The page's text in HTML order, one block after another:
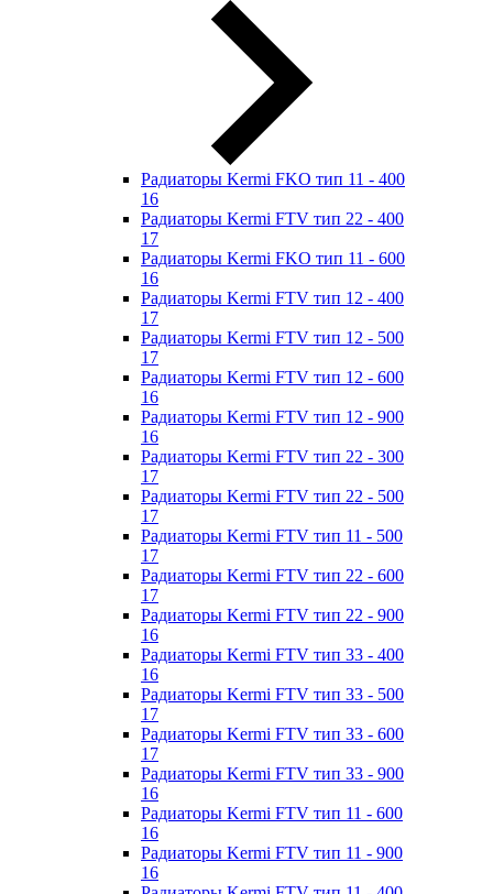
Радиаторы Kermi FKO тип 11 - 400
16
Радиаторы Kermi FTV тип 22 - 400
17
Радиаторы Kermi FKO тип 11 - 600
16
Радиаторы Kermi FTV тип 12 - 400
17
Радиаторы Kermi FTV тип 12 - 500
17
Радиаторы Kermi FTV тип 12 - 600
16
Радиаторы Kermi FTV тип 12 - 900
16
Радиаторы Kermi FTV тип 22 - 300
17
Радиаторы Kermi FTV тип 22 - 500
17
Радиаторы Kermi FTV тип 11 - 500
17
Радиаторы Kermi FTV тип 22 - 600
17
Радиаторы Kermi FTV тип 22 - 900
16
Радиаторы Kermi FTV тип 33 - 400
16
Радиаторы Kermi FTV тип 33 - 500
17
Радиаторы Kermi FTV тип 33 - 600
17
Радиаторы Kermi FTV тип 33 - 900
16
Радиаторы Kermi FTV тип 11 - 600
16
Радиаторы Kermi FTV тип 11 - 900
16